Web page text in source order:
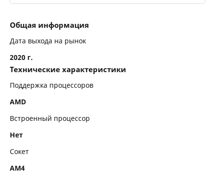
Технические характеристики
Память
Интерфейсы накопителей
Сеть и связь
Разъемы на задней панели
Общая информация
Дата выхода на рынок
2020 г.
Технические характеристики
Поддержка процессоров
AMD
Встроенный процессор
Нет
Сокет
AM4